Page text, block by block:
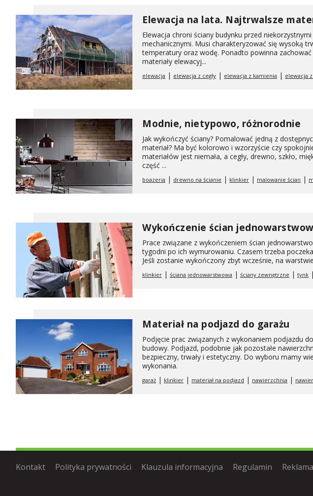
Elewacja na lata. Najtrwalsze
Elewacja chroni ściany budynku przed
mechanicznymi. Musi charakteryzować się wysoką
temperatury oraz wodę. Ponadto powinna
materiały elewacyj...
elewacja | elewacja z cegły | elewacja z kamienia | elewacja
Modnie, nietypowo, różnorodnie
Jak wykończyć ściany? Pomalować jedną z
materiał? Ma być kolorowo i wzorzyście czy
materiałów jest niemała, a cegły, drewno, szkło,
część ...
boazeria | drewno na ścianie | klinkier | malowanie ścian |
Wykończenie ścian
Prace związane z wykończeniem ścian
tygodni po ich wymurowaniu. Czasem trzeba
Jeśli zostanie wykończony zbyt wcześnie, na
klinkier | ściana jednowarstwowa | ściany zewnętrzne | tynk |
Materiał na podjazd do garażu
Podjęcie prac związanych z wykonaniem podjazdu
budowy. Podjazd, podobnie jak pozostałe
bezpieczny, trwały i estetyczny. Do wyboru mamy
wykonania.
garaż | klinkier | materiał na podjazd | nawierzchnia |
Kontakt Polityka prywatności Klauzula informacyjna Regulamin Reklama